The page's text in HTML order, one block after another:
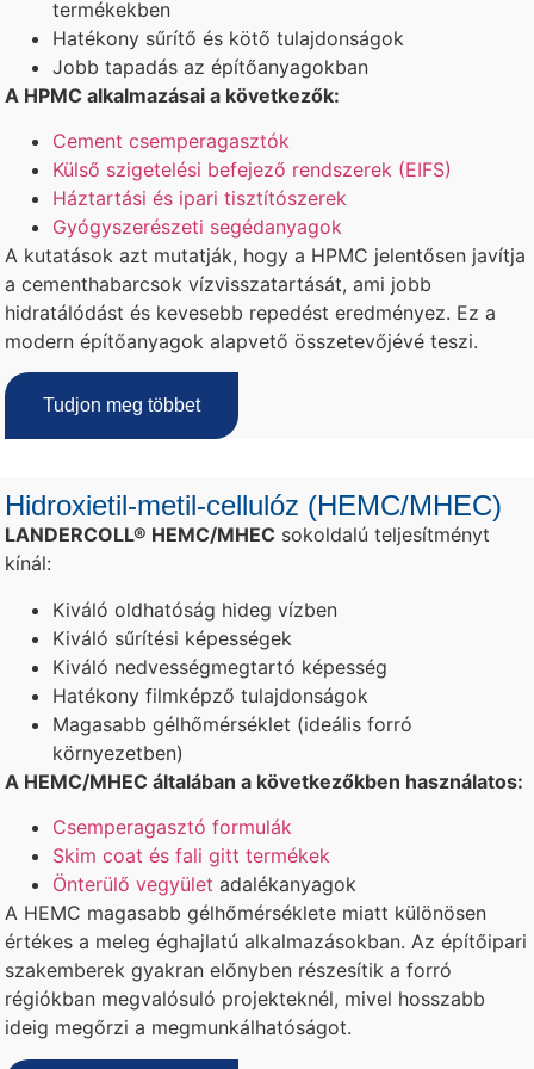
termékekben
Hatékony sűrítő és kötő tulajdonságok
Jobb tapadás az építőanyagokban
A HPMC alkalmazásai a következők:
Cement csemperagasztók
Külső szigetelési befejező rendszerek (EIFS)
Háztartási és ipari tisztítószerek
Gyógyszerészeti segédanyagok
A kutatások azt mutatják, hogy a HPMC jelentősen javítja
a cementhabarcsok vízvisszatartását, ami jobb
hidratálódást és kevesebb repedést eredményez. Ez a
modern építőanyagok alapvető összetevőjévé teszi.
Tudjon meg többet
Hidroxietil-metil-cellulóz (HEMC/MHEC)
LANDERCOLL® HEMC/MHEC sokoldalú teljesítményt
kínál:
Kiváló oldhatóság hideg vízben
Kiváló sűrítési képességek
Kiváló nedvességmegtartó képesség
Hatékony filmképző tulajdonságok
Magasabb gélhőmérséklet (ideális forró
környezetben)
A HEMC/MHEC általában a következőkben használatos:
Csemperagasztó formulák
Skim coat és fali gitt termékek
Önterülő vegyület adalékanyagok
A HEMC magasabb gélhőmérséklete miatt különösen
értékes a meleg éghajlatú alkalmazásokban. Az építőipari
szakemberek gyakran előnyben részesítik a forró
régiókban megvalósuló projekteknél, mivel hosszabb
ideig megőrzi a megmunkálhatóságot.